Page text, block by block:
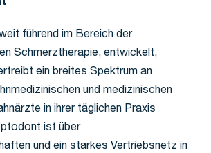
führend im Bereich der
Schmerztherapie, entwickelt,
ein breites Spektrum an
und medizinischen
in ihrer täglichen Praxis
ist über
und ein starkes Vertriebsnetz in